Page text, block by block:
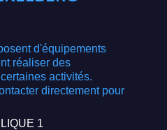
d'équipements
réaliser des
activités.
directement pour
1